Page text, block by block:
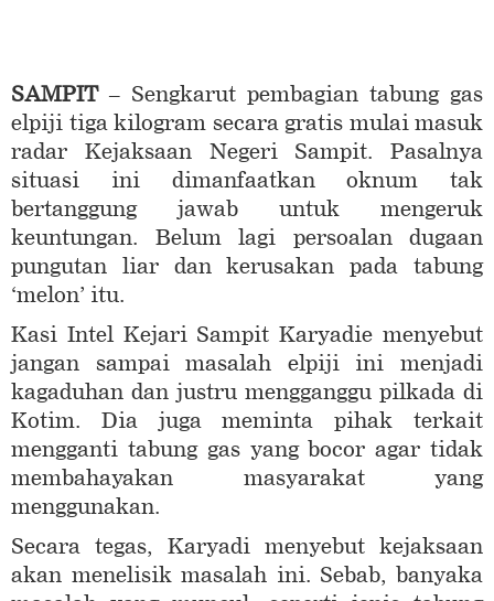
SAMPIT – Sengkarut pembagian tabung gas
elpiji tiga kilogram secara gratis mulai masuk
radar Kejaksaan Negeri Sampit. Pasalnya
situasi ini dimanfaatkan oknum tak
bertanggung jawab untuk mengeruk
keuntungan. Belum lagi persoalan dugaan
pungutan liar dan kerusakan pada tabung
‘melon’ itu.
Kasi Intel Kejari Sampit Karyadie menyebut
jangan sampai masalah elpiji ini menjadi
kagaduhan dan justru mengganggu pilkada di
Kotim. Dia juga meminta pihak terkait
mengganti tabung gas yang bocor agar tidak
membahayakan masyarakat yang
menggunakan.
Secara tegas, Karyadi menyebut kejaksaan
akan menelisik masalah ini. Sebab, banyaka